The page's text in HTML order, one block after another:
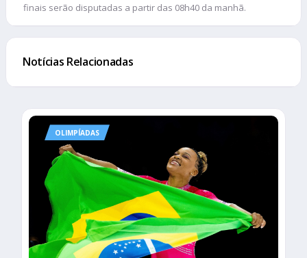
finais serão disputadas a partir das 08h40 da manhã.
Notícias Relacionadas
OLIMPÍADAS